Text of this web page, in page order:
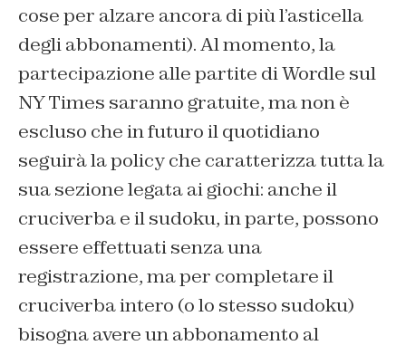
cose per alzare ancora di più l’asticella
degli abbonamenti). Al momento, la
partecipazione alle partite di Wordle sul
NY Times saranno gratuite, ma non è
escluso che in futuro il quotidiano
seguirà la policy che caratterizza tutta la
sua sezione legata ai giochi: anche il
cruciverba e il sudoku, in parte, possono
essere effettuati senza una
registrazione, ma per completare il
cruciverba intero (o lo stesso sudoku)
bisogna avere un abbonamento al